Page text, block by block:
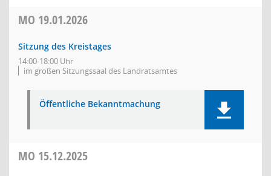
MO 19.01.2026
Sitzung des Kreistages
14:00-18:00 Uhr
im großen Sitzungssaal des Landratsamtes
Öffentliche Bekanntmachung
MO 15.12.2025